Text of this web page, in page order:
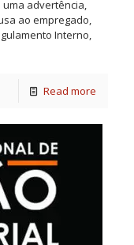
uma advertência,
ao empregado,
Interno,
Read more